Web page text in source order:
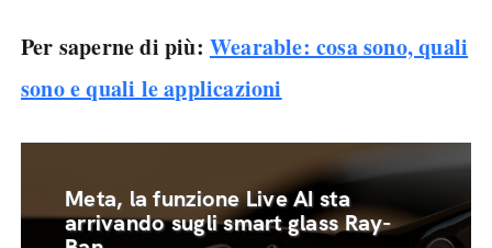
Per saperne di più: Wearable: cosa sono, quali
sono e quali le applicazioni
Meta, la funzione Live AI sta
arrivando sugli smart glass Ray-